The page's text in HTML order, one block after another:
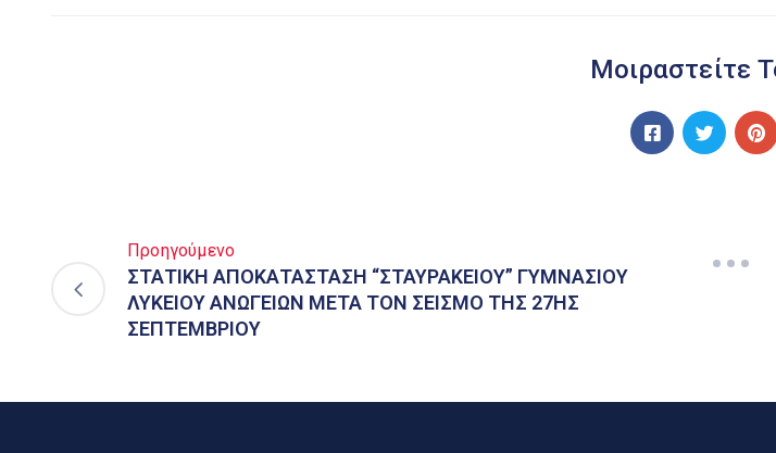
Μοιραστείτε
Προηγούμενο
ΣΤΑΤΙΚΗ ΑΠΟΚΑΤΑΣΤΑΣΗ “ΣΤΑΥΡΑΚΕΙΟΥ” ΓΥΜΝΑΣΙΟΥ
ΛΥΚΕΙΟΥ ΑΝΩΓΕΙΩΝ ΜΕΤΑ ΤΟΝ ΣΕΙΣΜΟ ΤΗΣ 27ΗΣ
ΣΕΠΤΕΜΒΡΙΟΥ